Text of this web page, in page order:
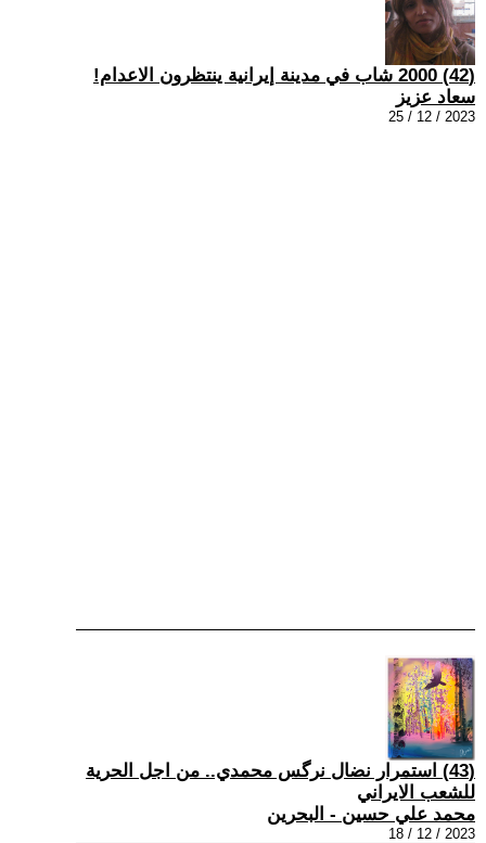
(42) 2000 شاب في مدينة إيرانية ينتظرون الاعدام!
سعاد عزيز
2023 / 12 / 25
(43) استمرار نضال نرگس محمدي.. من اجل الحرية
للشعب الايراني
محمد علي حسين - البحرين
2023 / 12 / 18